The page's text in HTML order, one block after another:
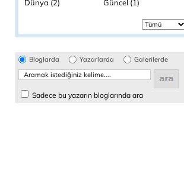
Dünya (2)
Güncel (1)
Bloglarda Yazarlarda Galerilerde
Sadece bu yazarın bloglarında ara